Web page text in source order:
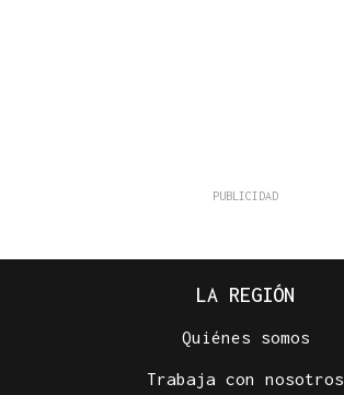
LA REGIÓN
Quiénes somos
Trabaja con nosotros